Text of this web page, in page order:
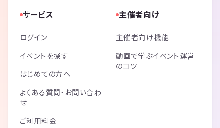
サービス
ログイン
イベントを探す
はじめての方へ
よくある質問・お問い合わ
せ
ご利用料金
主催者向け
主催者向け機能
動画で学ぶイベント運営
のコツ